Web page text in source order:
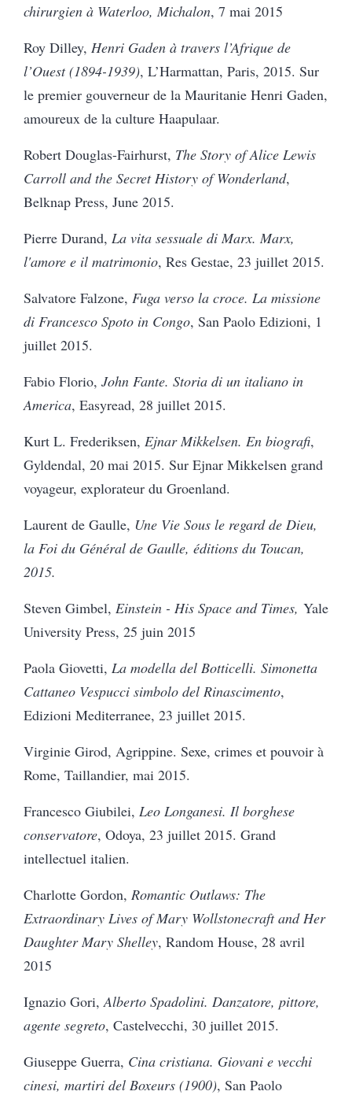
chirurgien à Waterloo, Michalon, 7 mai 2015
Roy Dilley, Henri Gaden à travers l’Afrique de
l’Ouest (1894-1939), L’Harmattan, Paris, 2015. Sur
le premier gouverneur de la Mauritanie Henri Gaden,
amoureux de la culture Haapulaar.
Robert Douglas-Fairhurst, The Story of Alice Lewis
Carroll and the Secret History of Wonderland,
Belknap Press, June 2015.
Pierre Durand, La vita sessuale di Marx. Marx,
l'amore e il matrimonio, Res Gestae, 23 juillet 2015.
Salvatore Falzone, Fuga verso la croce. La missione
di Francesco Spoto in Congo, San Paolo Edizioni, 1
juillet 2015.
Fabio Florio, John Fante. Storia di un italiano in
America, Easyread, 28 juillet 2015.
Kurt L. Frederiksen, Ejnar Mikkelsen. En biografi,
Gyldendal, 20 mai 2015. Sur Ejnar Mikkelsen grand
voyageur, explorateur du Groenland.
Laurent de Gaulle, Une Vie Sous le regard de Dieu,
la Foi du Général de Gaulle, éditions du Toucan,
2015.
Steven Gimbel, Einstein - His Space and Times, Yale
University Press, 25 juin 2015
Paola Giovetti, La modella del Botticelli. Simonetta
Cattaneo Vespucci simbolo del Rinascimento,
Edizioni Mediterranee, 23 juillet 2015.
Virginie Girod, Agrippine. Sexe, crimes et pouvoir à
Rome, Taillandier, mai 2015.
Francesco Giubilei, Leo Longanesi. Il borghese
conservatore, Odoya, 23 juillet 2015. Grand
intellectuel italien.
Charlotte Gordon, Romantic Outlaws: The
Extraordinary Lives of Mary Wollstonecraft and Her
Daughter Mary Shelley, Random House, 28 avril
2015
Ignazio Gori,Alberto Spadolini. Danzatore, pittore,
agente segreto, Castelvecchi, 30 juillet 2015.
Giuseppe Guerra, Cina cristiana. Giovani e vecchi
cinesi, martiri del Boxeurs (1900), San Paolo